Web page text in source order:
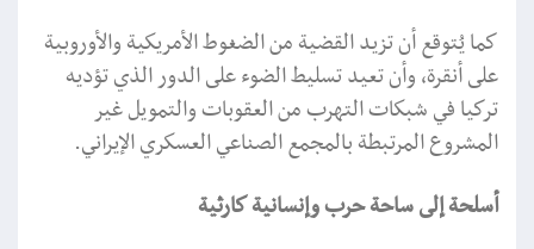
كما يُتوقع أن تزيد القضية من الضغوط الأمريكية والأوروبية
على أنقرة، وأن تعيد تسليط الضوء على الدور الذي تؤديه
تركيا في شبكات التهرب من العقوبات والتمويل غير
المشروع المرتبطة بالمجمع الصناعي العسكري الإيراني.
أسلحة إلى ساحة حرب وإنسانية كارثية